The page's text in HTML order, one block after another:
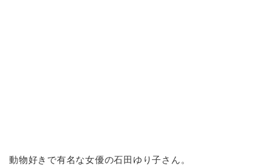
動物好きで有名な女優の石田ゆり子さん。